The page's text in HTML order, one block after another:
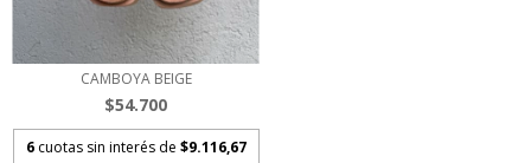
CAMBOYA BEIGE
$54.700
6 cuotas sin interés de $9.116,67